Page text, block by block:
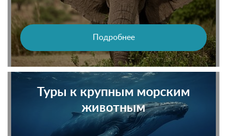
Подробнее
Туры к крупным морским
животным